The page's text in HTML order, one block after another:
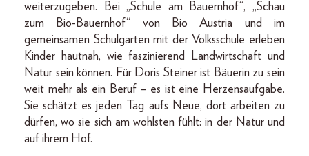
weiterzugeben. Bei „Schule am Bauernhof“, „Schau
zum Bio-Bauernhof“ von Bio Austria und im
gemeinsamen Schulgarten mit der Volksschule erleben
Kinder hautnah, wie faszinierend Landwirtschaft und
Natur sein können. Für Doris Steiner ist Bäuerin zu sein
weit mehr als ein Beruf – es ist eine Herzensaufgabe.
Sie schätzt es jeden Tag aufs Neue, dort arbeiten zu
dürfen, wo sie sich am wohlsten fühlt: in der Natur und
auf ihrem Hof.